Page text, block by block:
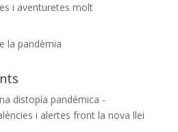
i aventuretes molt
la pandèmia
distopía pandémica -
i alertes front la nova llei